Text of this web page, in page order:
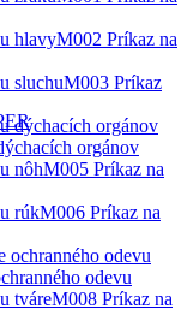
M002 Príkaz na
M003 Príkaz
orgánov
M005 Príkaz na
M006 Príkaz na
odevu
M008 Príkaz na